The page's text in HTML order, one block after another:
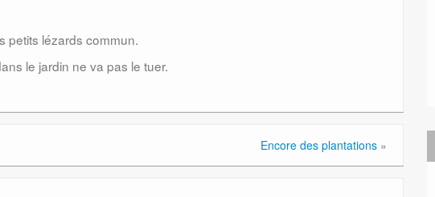
petits lézards commun.
le jardin ne va pas le tuer.
Encore des plantations »